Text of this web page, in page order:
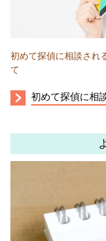
初めて探偵に相談され
て
初めて探偵に相